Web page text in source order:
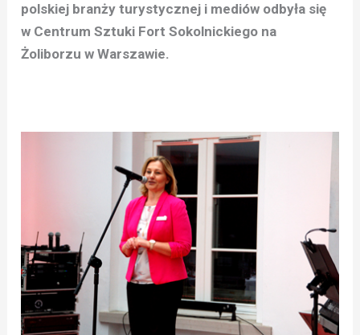
polskiej branży turystycznej i mediów odbyła się
w Centrum Sztuki Fort Sokolnickiego na
Żoliborzu w Warszawie.